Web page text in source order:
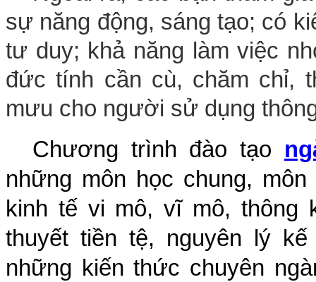
sự năng động, sáng tạo; có
tư duy; khả năng làm việc
đức tính cần cù, chăm chỉ,
mưu cho người sử dụng
Chương trình đào tạo
những môn học chung,
kinh tế vi mô, vĩ mô, thông
thuyết tiền tệ, nguyên lý
những kiến thức chuyên